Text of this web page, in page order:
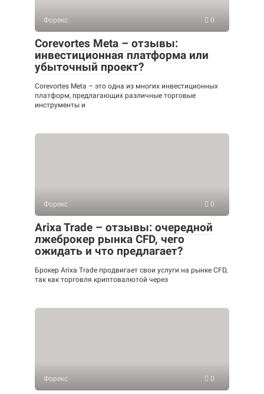
Форекс 0
Corevortes Meta – отзывы:
инвестиционная платформа или
убыточный проект?
Corevortes Meta – это одна из многих инвестиционных
платформ, предлагающих различные торговые
инструменты и
Форекс 0
Arixa Trade – отзывы: очередной
лжеброкер рынка CFD, чего
ожидать и что предлагает?
Брокер Arixa Trade продвигает свои услуги на рынке CFD,
так как торговля криптовалютой через
Форекс 0